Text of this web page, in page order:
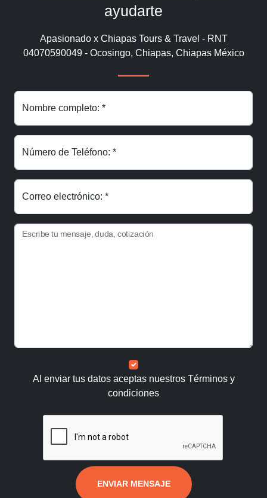
ayudarte
Apasionado x Chiapas Tours & Travel - RNT
04070590049 - Ocosingo, Chiapas, Chiapas México
Nombre completo: *
Número de Teléfono: *
Correo electrónico: *
Escribe tu mensaje, duda, cotización
Al enviar tus datos aceptas nuestros Términos y
condiciones
ENVIAR MENSAJE